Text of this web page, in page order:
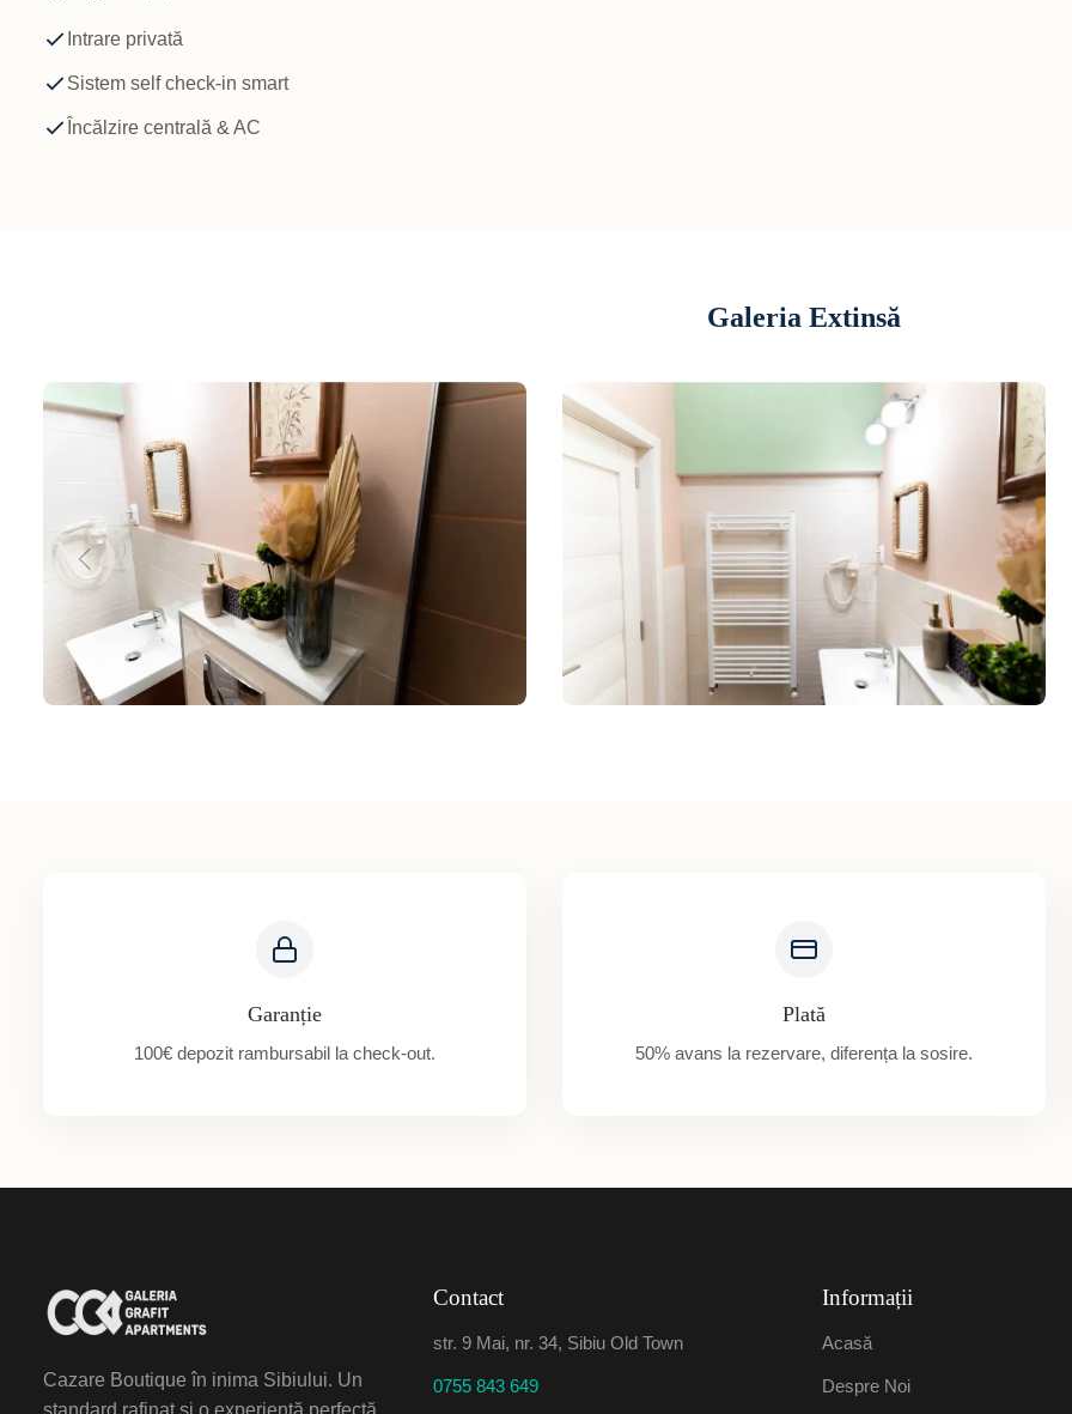
Intrare privată
Sistem self check-in smart
Încălzire centrală & AC
Galeria Extinsă
Garanție
100€ depozit rambursabil la check-out.
Plată
50% avans la rezervare, diferența la sosire.
Cazare Boutique în inima Sibiului. Un
standard rafinat și o experiență perfectă
Contact
str. 9 Mai, nr. 34, Sibiu Old Town
0755 843 649
Informații
Acasă
Despre Noi